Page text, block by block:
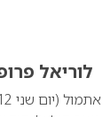
לוריאל